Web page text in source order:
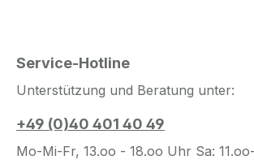
Service-Hotline
Unterstützung und Beratung unter:
+49 (0)40 401 40 49
Mo-Mi-Fr, 13.oo - 18.oo Uhr Sa: